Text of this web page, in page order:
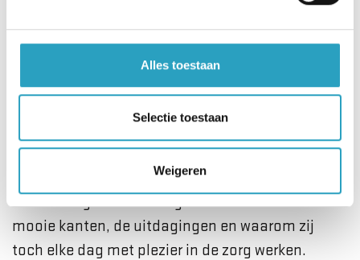
Alles toestaan
Selectie toestaan
Weigeren
Optimisten aan het woord
Onze collega’s vertellen gewoon zoals het is: de
mooie kanten, de uitdagingen en waarom zij
toch elke dag met plezier in de zorg werken.